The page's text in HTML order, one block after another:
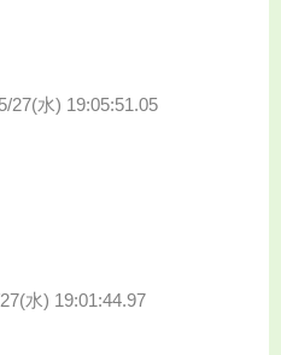
27(水) 19:05:51.05
水) 19:01:44.97